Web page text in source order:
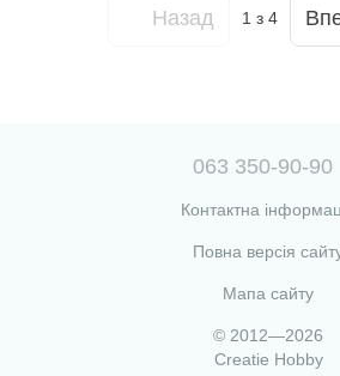
Назад 1 з 4
063 350-90-90
Контактна
Повна версія
Мапа сайту
© 2012—2026
Creatie Hobby